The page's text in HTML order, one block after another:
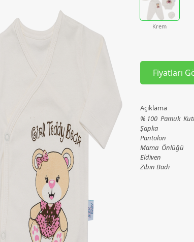
Krem
Fiyatları
Açıklama
% 100 Pamuk
Şapka
Pantolon
Mama Önlüğü
Eldiven
Zıbın Badi